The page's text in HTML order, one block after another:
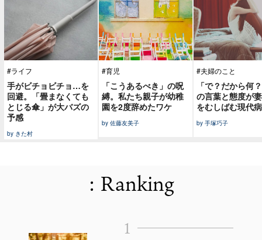
#ライフ
手がビチョビチョ…を
回避。「畳まなくても
とじる傘」が大バズの
予感
by きた村
#育児
「こうあるべき」の呪
縛。私たち親子が幼稚
園を2度辞めたワケ
by 佐藤友美子
#夫婦のこと
「で？だから何
の言葉と態度が
をむしばむ現代病
by 手塚巧子
: Ranking
1